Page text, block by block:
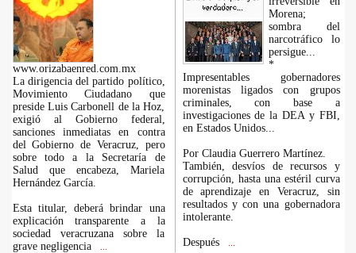
www.orizabaenred.com.mx
La dirigencia del partido político,
Movimiento Ciudadano que
preside Luis Carbonell de la Hoz,
exigió al Gobierno federal,
sanciones inmediatas en contra
del Gobierno de Veracruz, pero
sobre todo a la Secretaría de
Salud que encabeza, Mariela
Hernández García.
Esta titular, deberá brindar una
explicación transparente a la
sociedad veracruzana sobre la
grave negligencia
Morena;
sombra del
narcotráfico lo
persigue...
*
Impresentables gobernadores
morenistas ligados con grupos
criminales, con base a
investigaciones de la DEA y FBI,
en Estados Unidos...
Por Claudia Guerrero Martínez.
También, desvíos de recursos y
corrupción, hasta una estéril curva
de aprendizaje en Veracruz, sin
resultados y con una gobernadora
intolerante.
Después